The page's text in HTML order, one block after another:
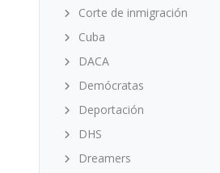
Corte de inmigración
Cuba
DACA
Demócratas
Deportación
DHS
Dreamers